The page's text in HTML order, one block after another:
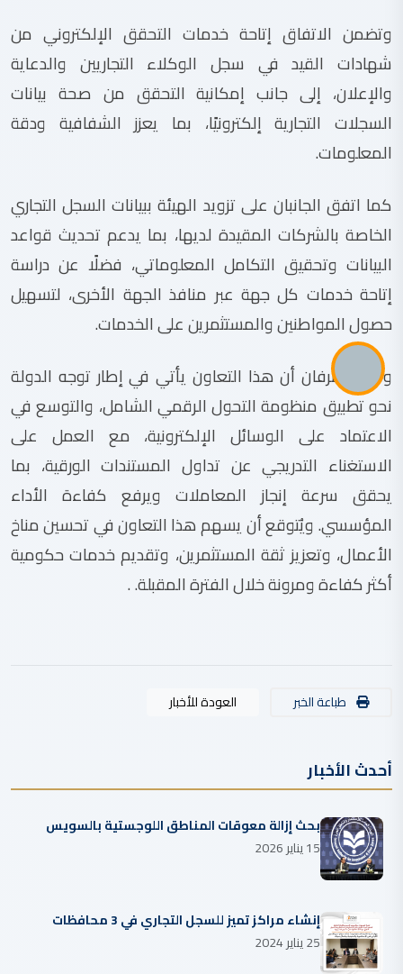
وتضمن الاتفاق إتاحة خدمات التحقق الإلكتروني من
شهادات القيد في سجل الوكلاء التجاريين والدعاية
والإعلان، إلى جانب إمكانية التحقق من صحة بيانات
السجلات التجارية إلكترونيًا، بما يعزز الشفافية ودقة
المعلومات.
كما اتفق الجانبان على تزويد الهيئة ببيانات السجل التجاري
الخاصة بالشركات المقيدة لديها، بما يدعم تحديث قواعد
البيانات وتحقيق التكامل المعلوماتي، فضلًا عن دراسة
إتاحة خدمات كل جهة عبر منافذ الجهة الأخرى، لتسهيل
حصول المواطنين والمستثمرين على الخدمات.
وأكد الطرفان أن هذا التعاون يأتي في إطار توجه الدولة
نحو تطبيق منظومة التحول الرقمي الشامل، والتوسع في
الاعتماد على الوسائل الإلكترونية، مع العمل على
الاستغناء التدريجي عن تداول المستندات الورقية، بما
يحقق سرعة إنجاز المعاملات ويرفع كفاءة الأداء
المؤسسي. ويُتوقع أن يسهم هذا التعاون في تحسين مناخ
الأعمال، وتعزيز ثقة المستثمرين، وتقديم خدمات حكومية
أكثر كفاءة ومرونة خلال الفترة المقبلة. .
طباعة الخبر العودة للأخبار
أحدث الأخبار
بحث إزالة معوقات المناطق اللوجستية بالسويس
15 يناير 2026
إنشاء مراكز تميز للسجل التجاري في 3 محافظات
25 يناير 2024